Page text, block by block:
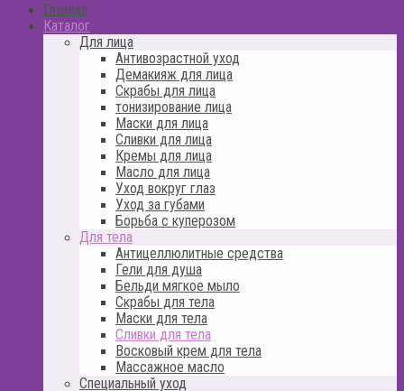
Главная
Каталог
Для лица
Антивозрастной уход
Демакияж для лица
Скрабы для лица
тонизирование лица
Маски для лица
Сливки для лица
Кремы для лица
Масло для лица
Уход вокруг глаз
Уход за губами
Борьба с куперозом
Для тела
Антицеллюлитные средства
Гели для душа
Бельди мягкое мыло
Скрабы для тела
Маски для тела
Сливки для тела
Восковый крем для тела
Массажное масло
Специальный уход